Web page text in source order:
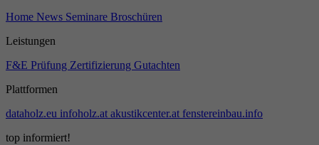
Home News Seminare Broschüren
Leistungen
F&E Prüfung Zertifizierung Gutachten
Plattformen
dataholz.eu infoholz.at akustikcenter.at fenstereinbau.info
top informiert!